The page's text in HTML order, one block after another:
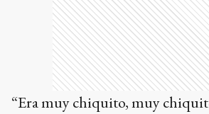
“Era muy chiquito, muy